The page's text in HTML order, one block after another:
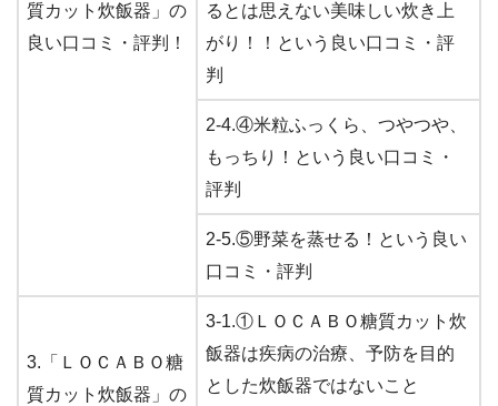
質カット炊飯器」の
良い口コミ・評判！
るとは思えない美味しい炊き上
がり！！という良い口コミ・評
判
2-4.④米粒ふっくら、つやつや、
もっちり！という良い口コミ・
評判
2-5.⑤野菜を蒸せる！という良い
口コミ・評判
3.「ＬＯＣＡＢＯ糖
質カット炊飯器」の
3-1.①ＬＯＣＡＢＯ糖質カット炊
飯器は疾病の治療、予防を目的
とした炊飯器ではないこと